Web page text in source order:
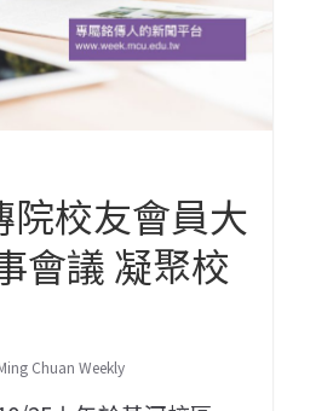
院校友會員大
會議 凝聚校
Chuan Weekly